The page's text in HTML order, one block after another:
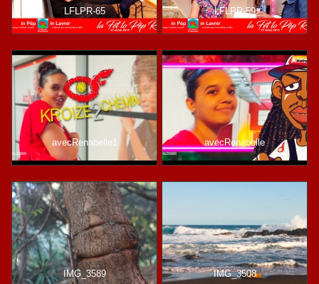
LFLPR-65 LFLPR-59
avecRenabelle1 avecRenabelle
IMG_3589 IMG_3508